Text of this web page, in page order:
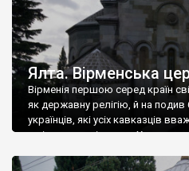
Ялта. Вірменська
Вірменія першою серед країн
як державну релігію, й на подив
українців, які усіх кавказців
є відданими вірянами Христа